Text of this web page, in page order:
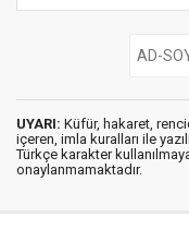
UYARI: Küfür, hakaret,
içeren, imla kuralları ile
Türkçe karakter
onaylanmamaktadır.